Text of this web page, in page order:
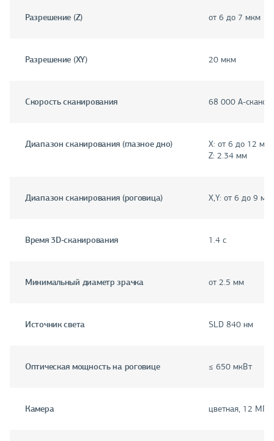
Разрешение (Z) от 6 до 7 мкм
Разрешение (XY) 20 мкм
Скорость сканирования 68 000 A-
Диапазон сканирования (глазное дно)
X: от 6 до 12
Z: 2.34 мм
Диапазон сканирования (роговица) X,Y: от 6 до 9 мм
Время 3D-сканирования 1.4 с
Минимальный диаметр зрачка от 2.5 мм
Источник света SLD 840 нм
Оптическая мощность на роговице ≤ 650 мкВт
Камера цветная, 12 МП